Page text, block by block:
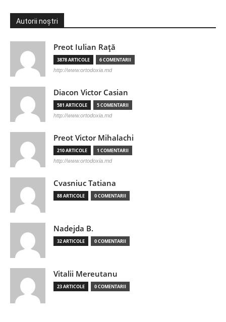
Autorii noștri
Preot Iulian Raţă
3878 ARTICOLE 6 COMENTARII
http://www.ortodoxia.md
Diacon Victor Casian
581 ARTICOLE 5 COMENTARII
http://www.ortodoxia.md
Preot Victor Mihalachi
210 ARTICOLE 1 COMENTARII
http://www.ortodoxia.md
Cvasniuc Tatiana
88 ARTICOLE 0 COMENTARII
Nadejda B.
32 ARTICOLE 0 COMENTARII
Vitalii Mereutanu
23 ARTICOLE 0 COMENTARII